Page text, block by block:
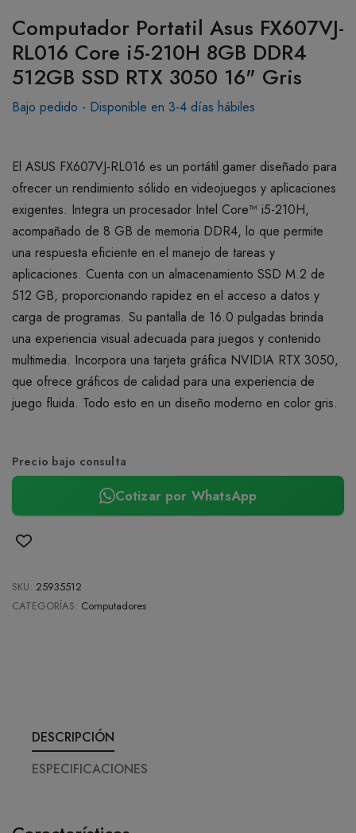
Computador Portatil Asus FX607VJ-
RL016 Core i5-210H 8GB DDR4
512GB SSD RTX 3050 16" Gris
Bajo pedido - Disponible en 3-4 días hábiles
El ASUS FX607VJ-RL016 es un portátil gamer diseñado para
ofrecer un rendimiento sólido en videojuegos y aplicaciones
exigentes. Integra un procesador Intel Core™ i5-210H,
acompañado de 8 GB de memoria DDR4, lo que permite
una respuesta eficiente en el manejo de tareas y
aplicaciones. Cuenta con un almacenamiento SSD M.2 de
512 GB, proporcionando rapidez en el acceso a datos y
carga de programas. Su pantalla de 16.0 pulgadas brinda
una experiencia visual adecuada para juegos y contenido
multimedia. Incorpora una tarjeta gráfica NVIDIA RTX 3050,
que ofrece gráficos de calidad para una experiencia de
juego fluida. Todo esto en un diseño moderno en color gris.
Precio bajo consulta
Cotizar por WhatsApp
SKU: 25935512
CATEGORÍAS: Computadores
DESCRIPCIÓN
ESPECIFICACIONES